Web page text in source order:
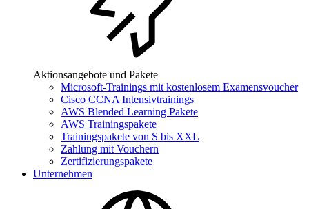
Aktionsangebote und Pakete
Microsoft-Trainings mit kostenlosem Examensvoucher
Cisco CCNA Intensivtrainings
AWS Blended Learning Pakete
AWS Trainingspakete
Trainingspakete von S bis XXL
Zahlung mit Vouchern
Zertifizierungspakete
Unternehmen